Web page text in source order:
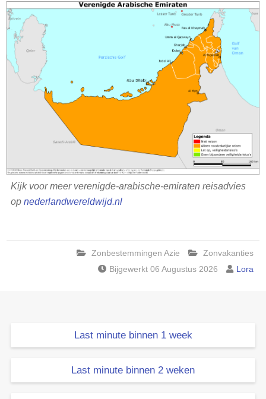
Kijk voor meer verenigde-arabische-emiraten reisadvies
op nederlandwereldwijd.nl
Zonbestemmingen Azie
Zonvakanties
Bijgewerkt 06 Augustus 2026
Lora
Last minute binnen 1 week
Last minute binnen 2 weken